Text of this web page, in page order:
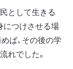
として生きる
につけさせる場
ば、その後の学
れでした。